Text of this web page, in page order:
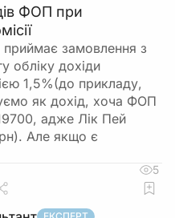
ФОП при
замовлення з
обліку дохіди
1,5%(до прикладу,
як дохід, хоча ФОП
адже Лік Пей
Але якщо є
5